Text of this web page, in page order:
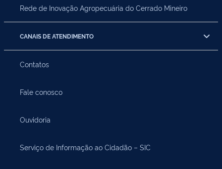
Rede de Inovação Agropecuária do Cerrado Mineiro
CANAIS DE ATENDIMENTO
Contatos
Fale conosco
Ouvidoria
Serviço de Informação ao Cidadão – SIC